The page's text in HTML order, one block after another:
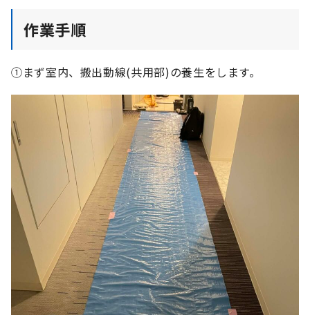
作業手順
①まず室内、搬出動線(共用部)の養生をします。